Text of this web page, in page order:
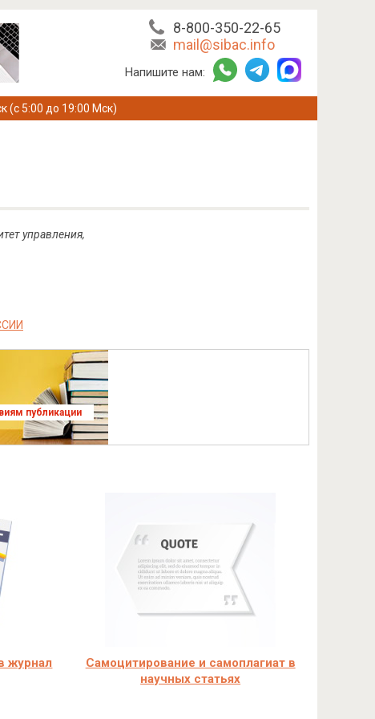
8-800-350-22-65
mail@sibac.info
Напишите нам:
(с 5:00 до 19:00 Мск)
управления,
публикации
журнал
Самоцитирование и самоплагиат в
научных статьях